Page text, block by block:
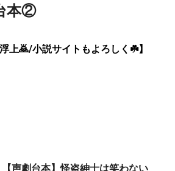
本②
上🙇/小説サイトもよろしく☘️】
【声劇台本】怪盗紳士は笑わない